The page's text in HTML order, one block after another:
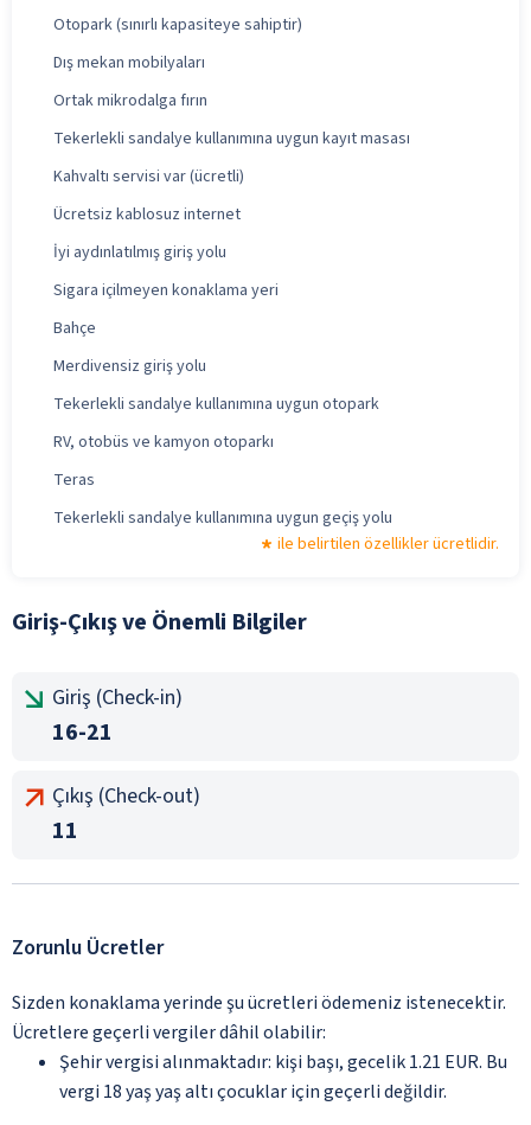
Otopark (sınırlı kapasiteye sahiptir)
Dış mekan mobilyaları
Ortak mikrodalga fırın
Tekerlekli sandalye kullanımına uygun kayıt masası
Kahvaltı servisi var (ücretli)
Ücretsiz kablosuz internet
İyi aydınlatılmış giriş yolu
Sigara içilmeyen konaklama yeri
Bahçe
Merdivensiz giriş yolu
Tekerlekli sandalye kullanımına uygun otopark
RV, otobüs ve kamyon otoparkı
Teras
Tekerlekli sandalye kullanımına uygun geçiş yolu
ile belirtilen özellikler ücretlidir.
Giriş-Çıkış ve Önemli Bilgiler
Giriş (Check-in)
16-21
Çıkış (Check-out)
11
Zorunlu Ücretler
Sizden konaklama yerinde şu ücretleri ödemeniz istenecektir.
Ücretlere geçerli vergiler dâhil olabilir:
Şehir vergisi alınmaktadır: kişi başı, gecelik 1.21 EUR. Bu
vergi 18 yaş yaş altı çocuklar için geçerli değildir.